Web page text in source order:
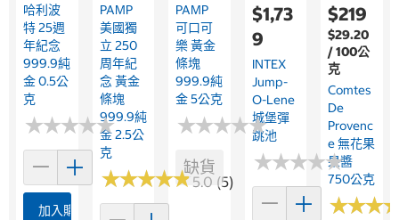
哈利波
特 25週
年紀念
999.9純
金 0.5公
克
★★★★★
★★★★★
加入購物車
PAMP
美國獨
立 250
周年紀
念 黃金
條塊
999.9純
金 2.5公
克
★★★★★
★★★★★5.0 (5)
PAMP
可口可
樂 黃金
條塊
999.9純
金 5公克
★★★★★
★★★★★
缺貨
$1,73
9
INTEX
Jump-
O-Lene
城堡彈
跳池
★★★★★
★★★★★
$219
$29.20
/ 100公
克
Comtes
De
Provenc
E 無花果
果醬
750公克
★★★
★★★